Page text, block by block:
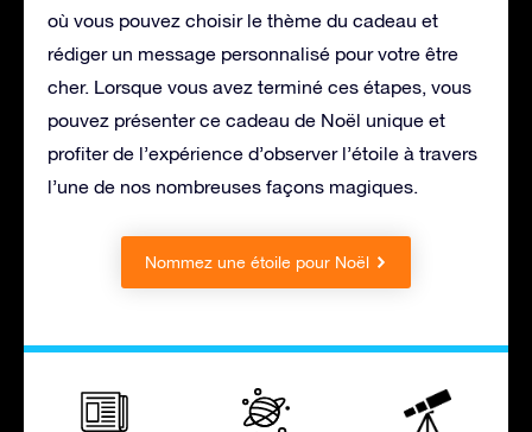
où vous pouvez choisir le thème du cadeau et
rédiger un message personnalisé pour votre être
cher. Lorsque vous avez terminé ces étapes, vous
pouvez présenter ce cadeau de Noël unique et
profiter de l’expérience d’observer l’étoile à travers
l’une de nos nombreuses façons magiques.
Nommez une étoile pour Noël